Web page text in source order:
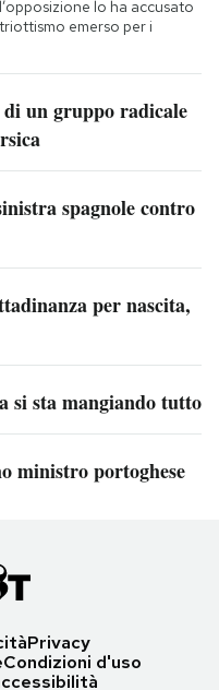
lo ha accusato
emerso per i
di un gruppo radicale
spagnole contro
per nascita,
si sta mangiando tutto
ministro portoghese
Privacy
Condizioni d'uso